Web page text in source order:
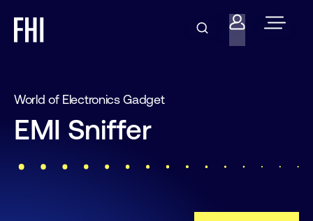
World of Electronics Gadget
EMI Sniffer